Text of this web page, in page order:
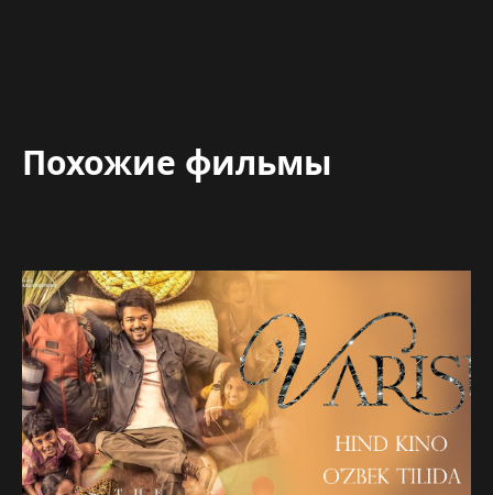
Похожие фильмы